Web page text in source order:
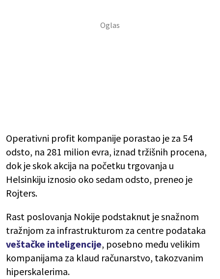
Operativni profit kompanije porastao je za 54
odsto, na 281 milion evra, iznad tržišnih procena,
dok je skok akcija na početku trgovanja u
Helsinkiju iznosio oko sedam odsto, preneo je
Rojters.
Rast poslovanja Nokije podstaknut je snažnom
tražnjom za infrastrukturom za centre podataka
veštačke inteligencije, posebno među velikim
kompanijama za klaud računarstvo, takozvanim
hiperskalerima.